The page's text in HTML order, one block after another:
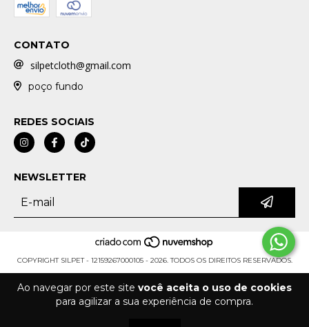
Ao navegar por este site você aceita o uso de cookies
para agilizar a sua experiência de compra.
CONTATO
silpetcloth@gmail.com
poço fundo
REDES SOCIAIS
NEWSLETTER
COPYRIGHT SILPET - 12159267000105 - 2026. TODOS OS DIREITOS RESERVADOS.